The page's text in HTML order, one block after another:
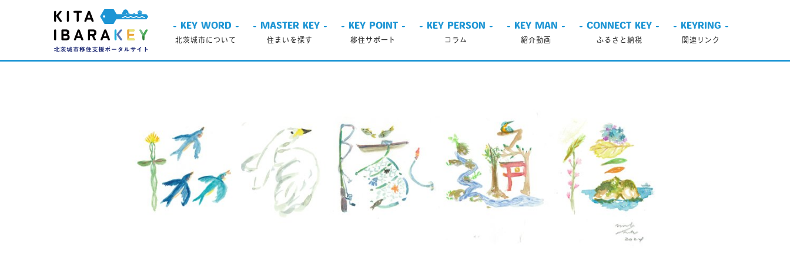
- KEY WORD -
北茨城市について
- MASTER KEY -
住まいを探す
- KEY POINT -
移住サポート
- KEY PERSON -
コラム
- KEY MAN -
紹介動画
- CONNECT KEY -
ふるさと納税
- KEYRING -
関連リンク